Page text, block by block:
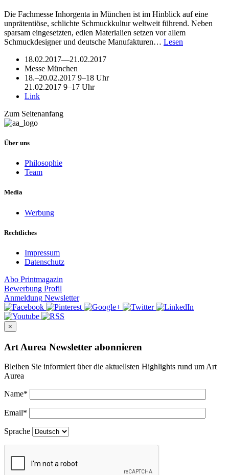
Die Fachmesse Inhorgenta in München ist im Hinblick auf eine
unprätentiöse, schlichte Schmuckkultur weltweit führend. Neben
sparsam eingesetzten, edlen Materialien setzen vor allem
Schmuckdesigner und deutsche Manufakturen… Lesen
18.02.2017—21.02.2017
Messe München
18.–20.02.2017 9–18 Uhr
21.02.2017 9–17 Uhr
Link
Zum Seitenanfang
Über uns
Philosophie
Team
Media
Werbung
Rechtliches
Impressum
Datenschutz
Abo Printmagazin
Bewerbung Profil
Anmeldung Newsletter
×
Art Aurea Newsletter abonnieren
Bleiben Sie informiert über die aktuellsten Highlights rund um Art
Aurea
Name*
Email*
Sprache